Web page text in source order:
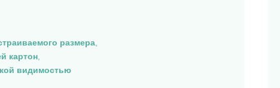
размера,
картон,
видимостью